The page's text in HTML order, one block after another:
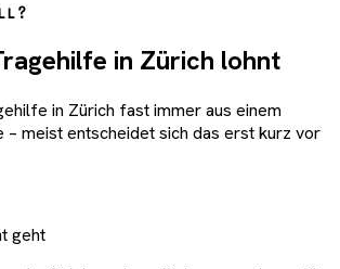
in Zürich lohnt
in Zürich fast immer aus einem
– meist entscheidet sich das erst kurz vor
geht